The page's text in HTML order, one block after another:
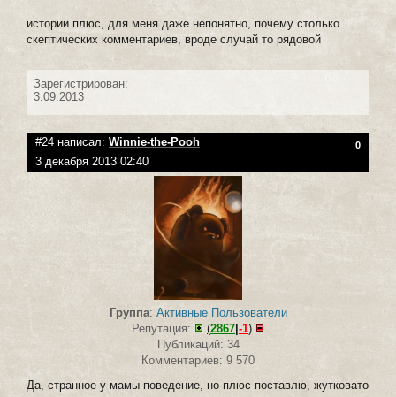
истории плюс, для меня даже непонятно, почему столько
скептических комментариев, вроде случай то рядовой
Зарегистрирован:
3.09.2013
#24 написал: Winnie-the-Pooh 0
3 декабря 2013 02:40
Группа: Активные Пользователи
Репутация:
(2867 -1)
Публикаций: 34
Комментариев: 9 570
Да, странное у мамы поведение, но плюс поставлю, жутковато